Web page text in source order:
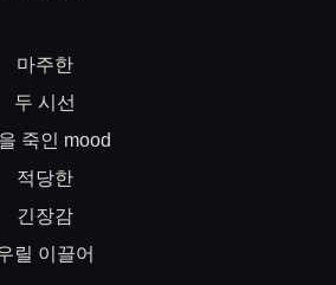
마주한
두 시선
죽인 mood
적당한
긴장감
릴 이끌어